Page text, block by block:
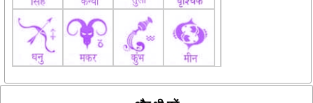
और भी पढ़ें